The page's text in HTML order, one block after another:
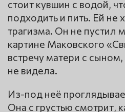
стоит кувшин с водой,
подходить и пить. Ей не
трагизма. Он не пустил
картине Маковского
встречу матери с
не видела.
Из-под неё
Она с грустью смотрит,